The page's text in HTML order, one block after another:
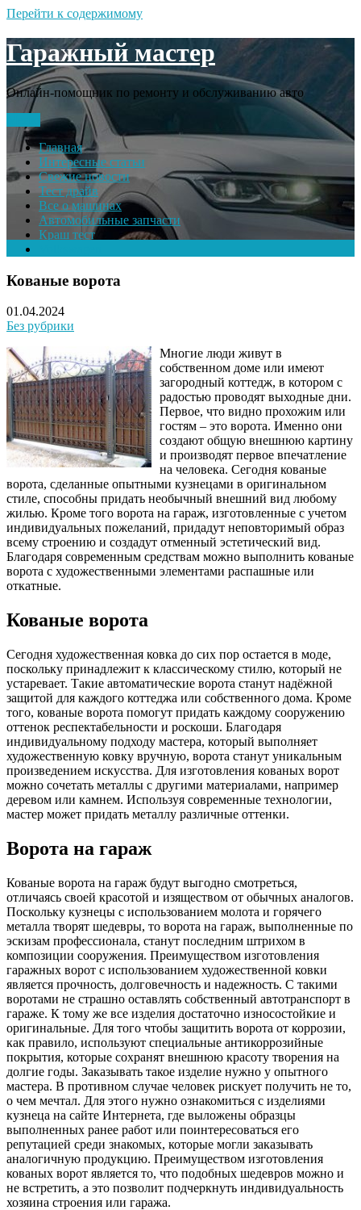
Перейти к содержимому
Гаражный мастер
Онлайн-помощник по ремонту и обслуживанию авто
Главная
Интересные статьи
Свежие новости
Тест драйв
Все о машинах
Автомобильные запчасти
Краш тест
Кованые ворота
01.04.2024
Без рубрики
Многие люди живут в
собственном доме или имеют
загородный коттедж, в котором с
радостью проводят выходные дни.
Первое, что видно прохожим или
гостям – это ворота. Именно они
создают общую внешнюю картину
и производят первое впечатление
на человека. Сегодня кованые
ворота, сделанные опытными кузнецами в оригинальном
стиле, способны придать необычный внешний вид любому
жилью. Кроме того ворота на гараж, изготовленные с учетом
индивидуальных пожеланий, придадут неповторимый образ
всему строению и создадут отменный эстетический вид.
Благодаря современным средствам можно выполнить кованые
ворота с художественными элементами распашные или
откатные.
Кованые ворота
Сегодня художественная ковка до сих пор остается в моде,
поскольку принадлежит к классическому стилю, который не
устаревает. Такие автоматические ворота станут надёжной
защитой для каждого коттеджа или собственного дома. Кроме
того, кованые ворота помогут придать каждому сооружению
оттенок респектабельности и роскоши. Благодаря
индивидуальному подходу мастера, который выполняет
художественную ковку вручную, ворота станут уникальным
произведением искусства. Для изготовления кованых ворот
можно сочетать металлы с другими материалами, например
деревом или камнем. Используя современные технологии,
мастер может придать металлу различные оттенки.
Ворота на гараж
Кованые ворота на гараж будут выгодно смотреться,
отличаясь своей красотой и изяществом от обычных аналогов.
Поскольку кузнецы с использованием молота и горячего
металла творят шедевры, то ворота на гараж, выполненные по
эскизам профессионала, станут последним штрихом в
композиции сооружения. Преимуществом изготовления
гаражных ворот с использованием художественной ковки
является прочность, долговечность и надежность. С такими
воротами не страшно оставлять собственный автотранспорт в
гараже. К тому же все изделия достаточно износостойкие и
оригинальные. Для того чтобы защитить ворота от коррозии,
как правило, используют специальные антикоррозийные
покрытия, которые сохранят внешнюю красоту творения на
долгие годы. Заказывать такое изделие нужно у опытного
мастера. В противном случае человек рискует получить не то,
о чем мечтал. Для этого нужно ознакомиться с изделиями
кузнеца на сайте Интернета, где выложены образцы
выполненных ранее работ или поинтересоваться его
репутацией среди знакомых, которые могли заказывать
аналогичную продукцию. Преимуществом изготовления
кованых ворот является то, что подобных шедевров можно и
не встретить, а это позволит подчеркнуть индивидуальность
хозяина строения или гаража.